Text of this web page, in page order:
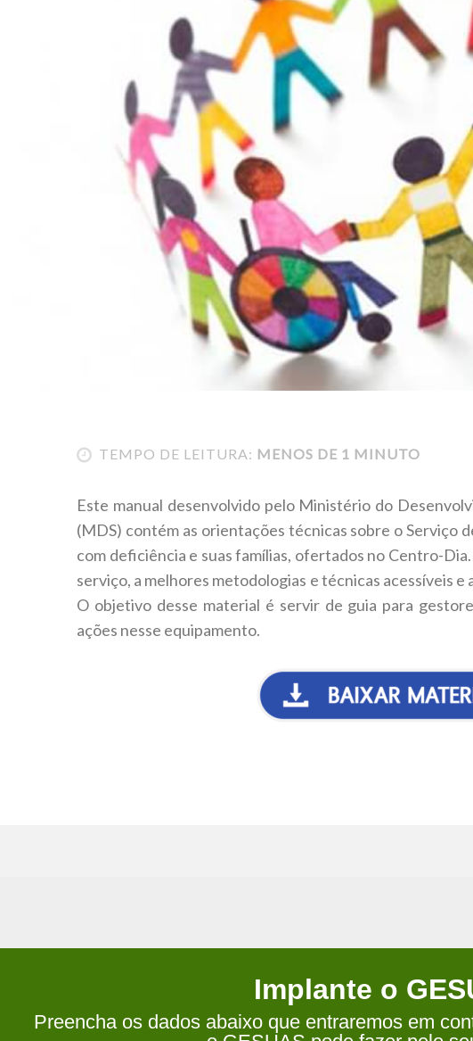
TEMPO DE LEITURA: MENOS DE 1 MINUTO
Este manual desenvolvido pelo Ministério do
(MDS) contém as orientações técnicas sobre o Serviço
com deficiência e suas famílias, ofertados no Centro-
serviço, a melhores metodologias e técnicas acessíveis
O objetivo desse material é servir de guia para
ações nesse equipamento.
Implante o
Preencha os dados abaixo que entraremos em